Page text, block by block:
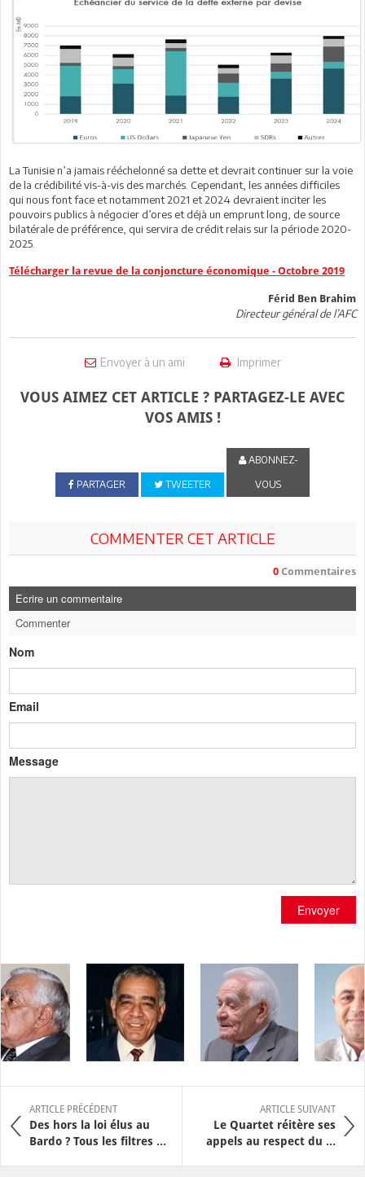
La Tunisie n’a jamais rééchelonné sa dette et devrait continuer sur la voie
de la crédibilité vis-à-vis des marchés. Cependant, les années difficiles
qui nous font face et notamment 2021 et 2024 devraient inciter les
pouvoirs publics à négocier d’ores et déjà un emprunt long, de source
bilatérale de préférence, qui servira de crédit relais sur la période 2020-
2025.
Télécharger la revue de la conjoncture économique - Octobre 2019
Férid Ben Brahim
Directeur général de l’AFC
Envoyer à un ami Imprimer
VOUS AIMEZ CET ARTICLE ? PARTAGEZ-LE AVEC
VOS AMIS !
PARTAGER TWEETER
ABONNEZ-
VOUS
COMMENTER CET ARTICLE
0 Commentaires
Ecrire un commentaire
Commenter
Nom
Email
Message
Envoyer
ARTICLE PRÉCÉDENT
Des hors la loi élus au
Bardo ? Tous les filtres ...
ARTICLE SUIVANT
Le Quartet réitère ses
appels au respect du ...